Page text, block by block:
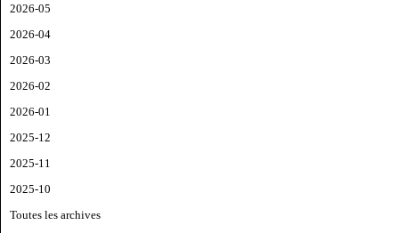
2026-05
2026-04
2026-03
2026-02
2026-01
2025-12
2025-11
2025-10
Toutes les archives